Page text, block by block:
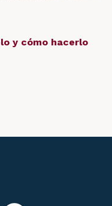
y cómo hacerlo